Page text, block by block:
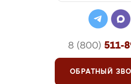
8 (800) 511-
ОБРАТНЫЙ